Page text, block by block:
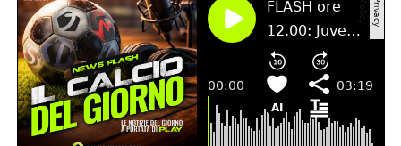
di opzione per l’acquisizione definitiva delle
prestazioni sportive dell’esterno offensivo
classe 1997, arrivato a Torino lo scorso
gennaio in prestito dall’OGC Nice. Boga ha
firmato un contratto che lo legherà ai colori